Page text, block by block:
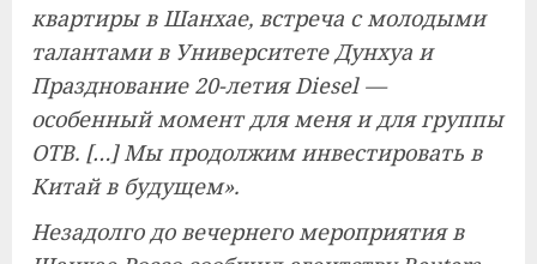
квартиры в Шанхае, встреча с молодыми
талантами в Университете Дунхуа и
Празднование 20-летия Diesel —
особенный момент для меня и для группы
OTB. […] Мы продолжим инвестировать в
Китай в будущем».
Незадолго до вечернего мероприятия в